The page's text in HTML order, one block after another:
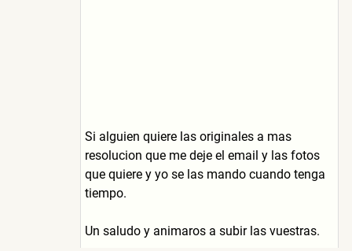
Si alguien quiere las originales a mas
resolucion que me deje el email y las fotos
que quiere y yo se las mando cuando tenga
tiempo.
Un saludo y animaros a subir las vuestras.